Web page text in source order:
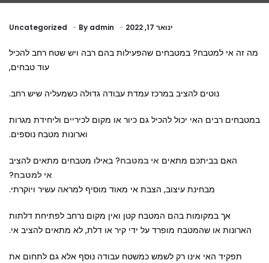
ינואר 17, 2022 By admin
Uncategorized
מה זה אי למטבח? במטבחים שהפעילות בהם רבה ויש שטח רחב להכיל
עוד טבחים,
נוטים להציב במרכז עמדת עבודה גדולה כשמעליה שיש רחב.
במטבחים רבים האי יכול להכיל גם כיור או מקום לכיריים וליחידת מגרות
וארונות מטבח נוספים.
האם בביתכם מתאים אי במטבח? באילו מטבחים מתאים להציב
אי למטבח?
מבחינת עיצוב, הצבת אי מאוד מוסיף למראה עשיר ויוקרתי.
אך במקומות בהם המטבח קטן ואין מקום נרחב לפתיחת דלתות
הארונות או שהמטבח מופרד על ידי קיר או דלת, לא מתאים להציב אי.
תפקיד האי אינו רק לשמש כמשטח עבודה נוסף אלא גם לתחום את
Related
Blogs